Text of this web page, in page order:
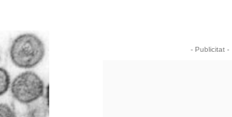
- Publicitat -